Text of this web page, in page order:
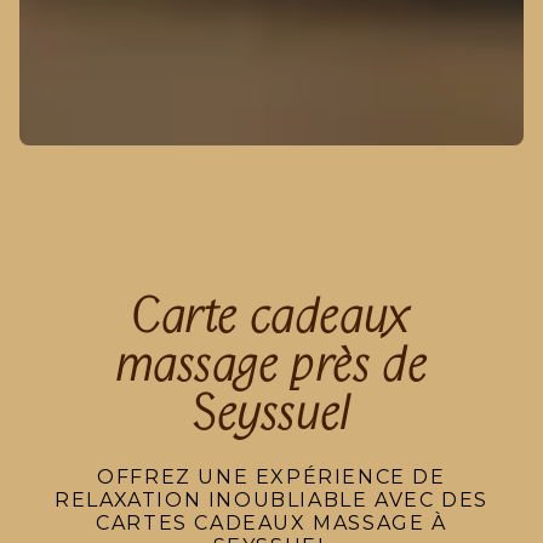
Carte cadeaux
massage près de
Seyssuel
OFFREZ UNE EXPÉRIENCE DE
RELAXATION INOUBLIABLE AVEC DES
CARTES CADEAUX MASSAGE À